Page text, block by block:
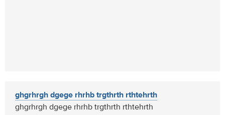
ghgrhrgh dgege rhrhb trgthrth rthtehrth
ghgrhrgh dgege rhrhb trgthrth rthtehrth